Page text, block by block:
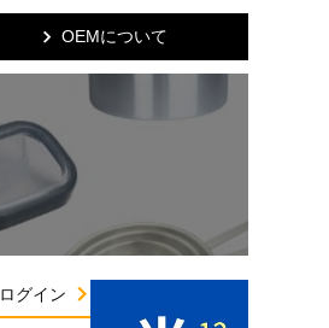
OEMについて
ログイン